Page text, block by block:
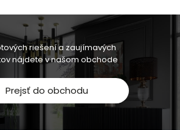
riešení a zaujímavých
nájdete v našom obchode
Prejsť do obchodu